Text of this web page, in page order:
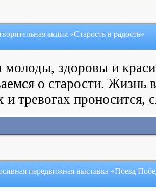
акция «Старость в радость»
здоровы и
о старости. Жизнь
и тревогах проносится,
передвижная выставка «Поезд